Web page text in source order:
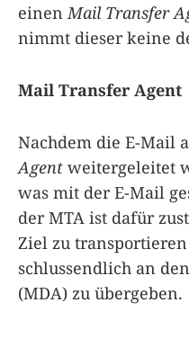
einenMail Transfer
nimmt dieser keine
Mail Transfer Agent
Nachdem die E-Mail
Agent weitergeleitet
was mit der E-Mail
der MTA ist dafür
Ziel zu
schlussendlich an
(MDA) zu übergeben.